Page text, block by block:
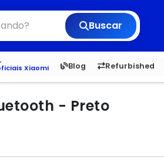
Buscar
Xiaomi
Blog Refurbished
6,050 5.20 1,900
- Preto